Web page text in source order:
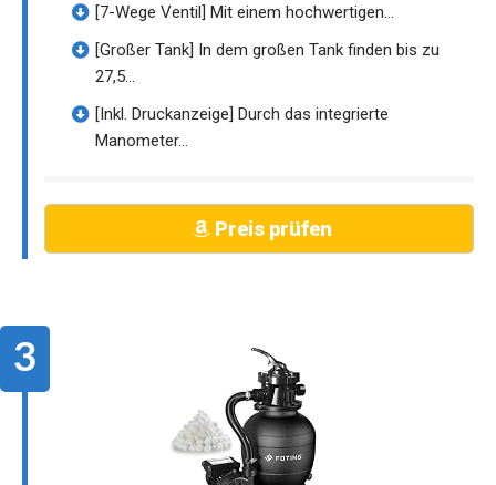
[7-Wege Ventil] Mit einem hochwertigen...
[Großer Tank] In dem großen Tank finden bis zu
27,5...
[Inkl. Druckanzeige] Durch das integrierte
Manometer...
Preis prüfen